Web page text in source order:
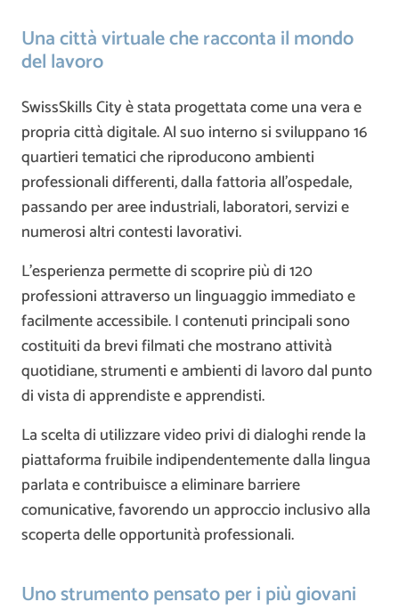
Una città virtuale che racconta il mondo
del lavoro
SwissSkills City è stata progettata come una vera e
propria città digitale. Al suo interno si sviluppano 16
quartieri tematici che riproducono ambienti
professionali differenti, dalla fattoria all’ospedale,
passando per aree industriali, laboratori, servizi e
numerosi altri contesti lavorativi.
L’esperienza permette di scoprire più di 120
professioni attraverso un linguaggio immediato e
facilmente accessibile. I contenuti principali sono
costituiti da brevi filmati che mostrano attività
quotidiane, strumenti e ambienti di lavoro dal punto
di vista di apprendiste e apprendisti.
La scelta di utilizzare video privi di dialoghi rende la
piattaforma fruibile indipendentemente dalla lingua
parlata e contribuisce a eliminare barriere
comunicative, favorendo un approccio inclusivo alla
scoperta delle opportunità professionali.
Uno strumento pensato per i più giovani